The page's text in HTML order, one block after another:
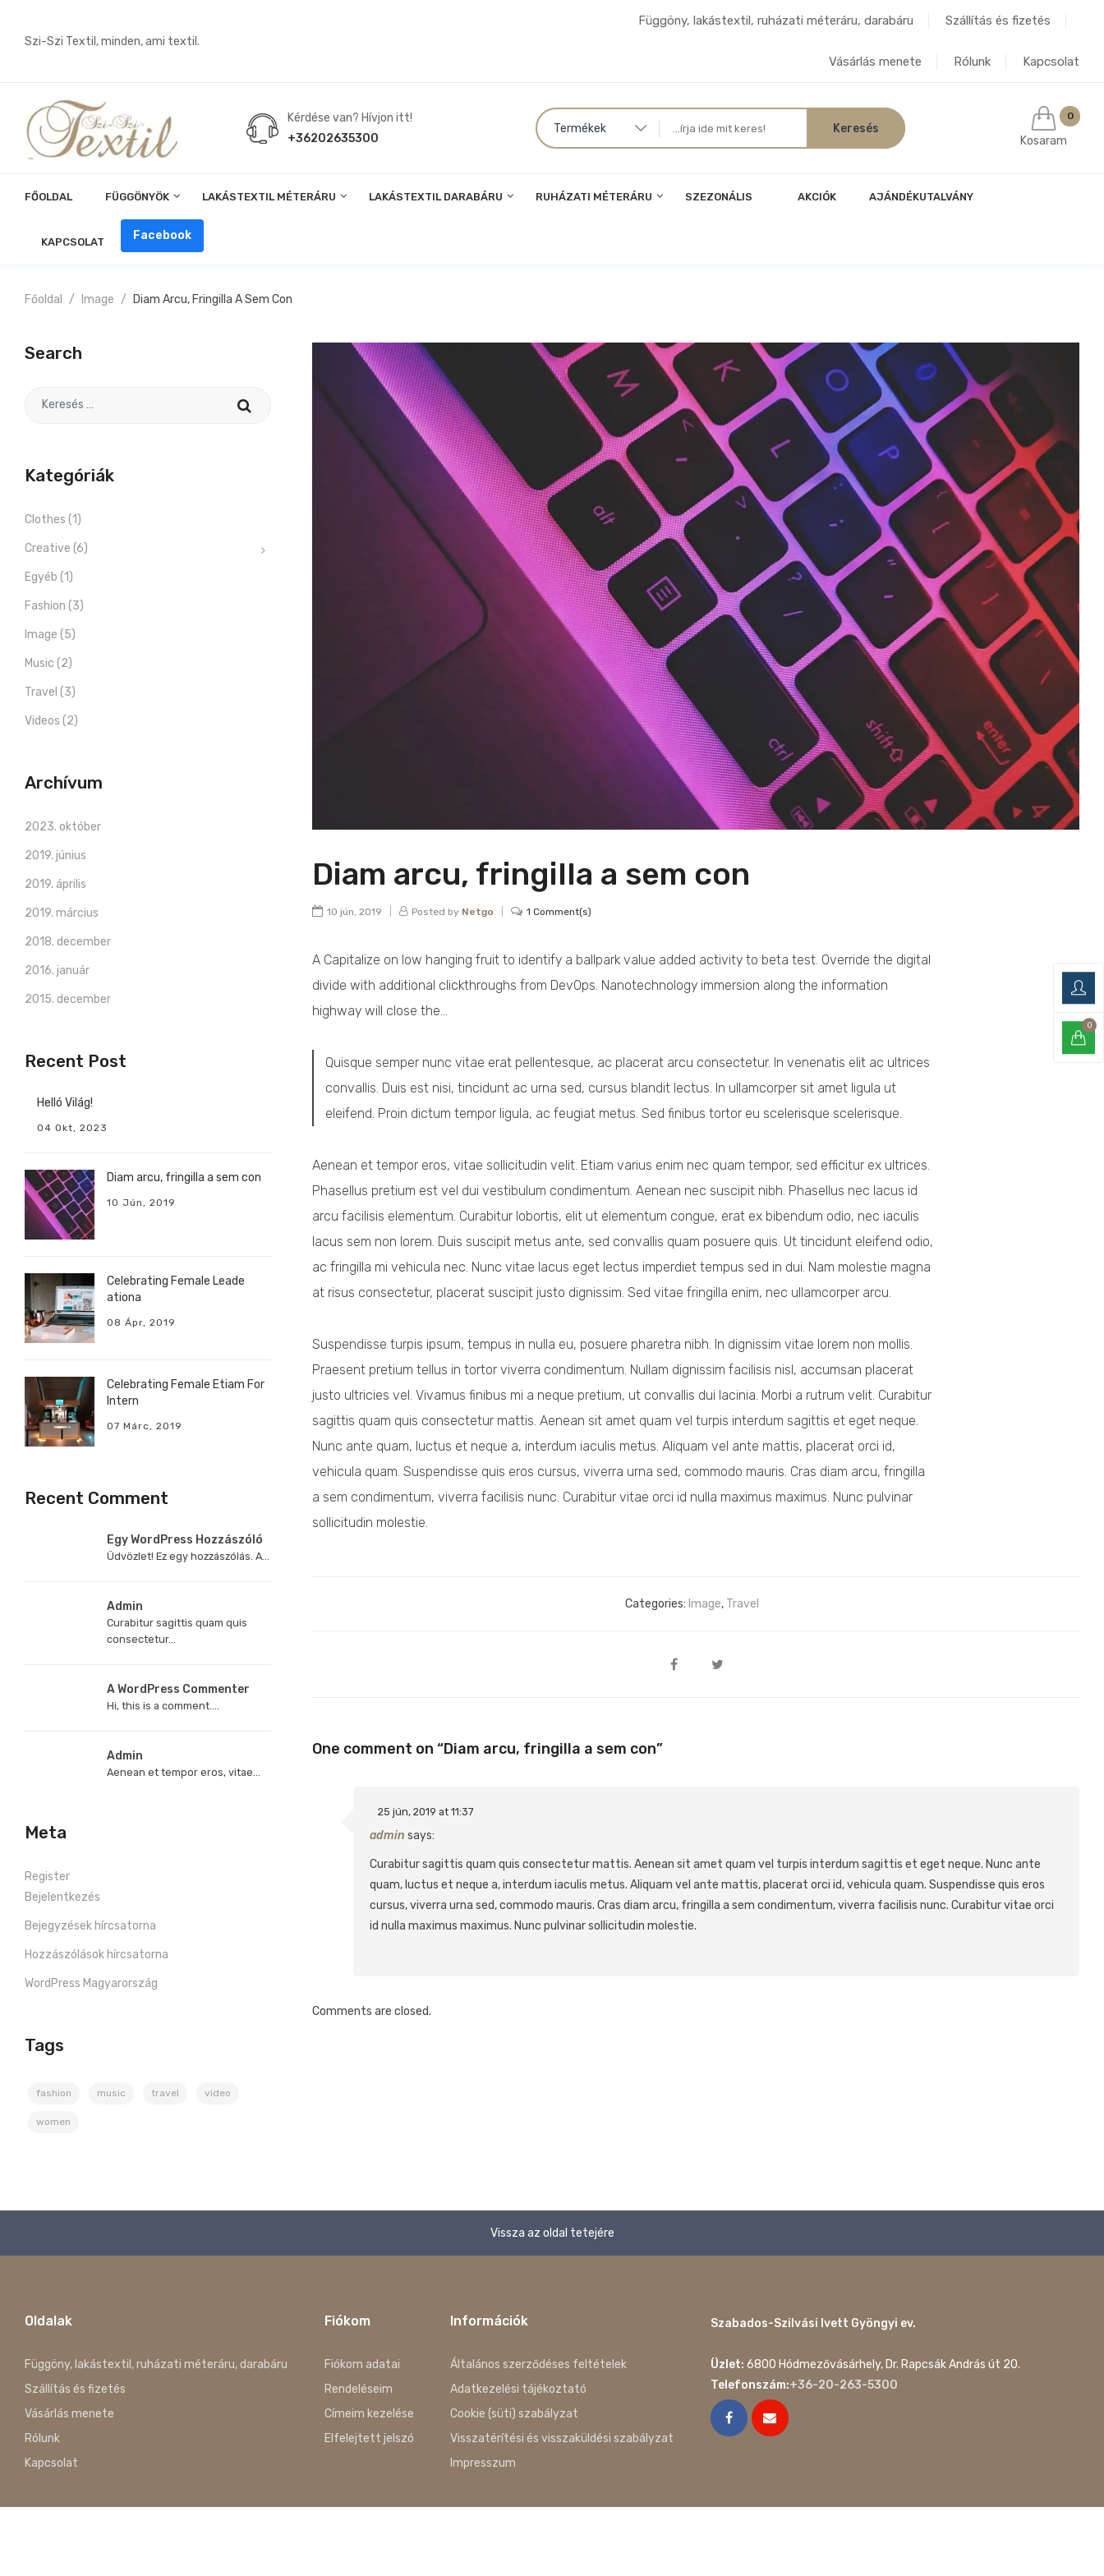
Szi-Szi Textil, minden, ami textil.
Függöny, lakástextil, ruházati méteráru, darabáru Szállítás és fizetés
Vásárlás menete Rólunk Kapcsolat
Kérdése van? Hívjon itt!
+36202635300
Termékek
0
Kosaram
FŐOLDAL FÜGGÖNYÖK LAKÁSTEXTIL MÉTERÁRU LAKÁSTEXTIL DARABÁRU RUHÁZATI MÉTERÁRU SZEZONÁLIS AKCIÓK AJÁNDÉKUTALVÁNY
KAPCSOLAT Facebook
Főoldal Image Diam Arcu, Fringilla A Sem Con
Diam arcu, fringilla a sem con
10 jún, 2019 Posted by Netgo 1 Comment(s)
A Capitalize on low hanging fruit to identify a ballpark value added activity to beta test. Override the digital
divide with additional clickthroughs from DevOps. Nanotechnology immersion along the information
highway will close the…
Quisque semper nunc vitae erat pellentesque, ac placerat arcu consectetur. In venenatis elit ac ultrices
convallis. Duis est nisi, tincidunt ac urna sed, cursus blandit lectus. In ullamcorper sit amet ligula ut
eleifend. Proin dictum tempor ligula, ac feugiat metus. Sed finibus tortor eu scelerisque scelerisque.
Aenean et tempor eros, vitae sollicitudin velit. Etiam varius enim nec quam tempor, sed efficitur ex ultrices.
Phasellus pretium est vel dui vestibulum condimentum. Aenean nec suscipit nibh. Phasellus nec lacus id
arcu facilisis elementum. Curabitur lobortis, elit ut elementum congue, erat ex bibendum odio, nec iaculis
lacus sem non lorem. Duis suscipit metus ante, sed convallis quam posuere quis. Ut tincidunt eleifend odio,
ac fringilla mi vehicula nec. Nunc vitae lacus eget lectus imperdiet tempus sed in dui. Nam molestie magna
at risus consectetur, placerat suscipit justo dignissim. Sed vitae fringilla enim, nec ullamcorper arcu.
Suspendisse turpis ipsum, tempus in nulla eu, posuere pharetra nibh. In dignissim vitae lorem non mollis.
Praesent pretium tellus in tortor viverra condimentum. Nullam dignissim facilisis nisl, accumsan placerat
justo ultricies vel. Vivamus finibus mi a neque pretium, ut convallis dui lacinia. Morbi a rutrum velit. Curabitur
sagittis quam quis consectetur mattis. Aenean sit amet quam vel turpis interdum sagittis et eget neque.
Nunc ante quam, luctus et neque a, interdum iaculis metus. Aliquam vel ante mattis, placerat orci id,
vehicula quam. Suspendisse quis eros cursus, viverra urna sed, commodo mauris. Cras diam arcu, fringilla
a sem condimentum, viverra facilisis nunc. Curabitur vitae orci id nulla maximus maximus. Nunc pulvinar
sollicitudin molestie.
Categories: Image, Travel
One comment on “Diam arcu, fringilla a sem con”
25 jún, 2019 at 11:37
admin says:
Curabitur sagittis quam quis consectetur mattis. Aenean sit amet quam vel turpis interdum sagittis et eget neque. Nunc ante
quam, luctus et neque a, interdum iaculis metus. Aliquam vel ante mattis, placerat orci id, vehicula quam. Suspendisse quis eros
cursus, viverra urna sed, commodo mauris. Cras diam arcu, fringilla a sem condimentum, viverra facilisis nunc. Curabitur vitae orci
id nulla maximus maximus. Nunc pulvinar sollicitudin molestie.
Comments are closed.
Search
Search for
Kategóriák
Clothes (1)
Creative (6)
Egyéb (1)
Fashion (3)
Image (5)
Music (2)
Travel (3)
Videos (2)
Archívum
2023. október
2019. június
2019. április
2019. március
2018. december
2016. január
2015. december
Recent Post
Helló Világ!
04 Okt, 2023
Diam arcu, fringilla a sem con
10 Jún, 2019
Celebrating Female Leade
ationa
08 Ápr, 2019
Celebrating Female Etiam For
Intern
07 Márc, 2019
Recent Comment
Egy WordPress Hozzászóló
Üdvözlet! Ez egy hozzászólás. A...
Admin
Curabitur sagittis quam quis
consectetur...
A WordPress Commenter
Hi, this is a comment....
Admin
Aenean et tempor eros, vitae...
Meta
Register
Bejelentkezés
Bejegyzések hírcsatorna
Hozzászólások hírcsatorna
WordPress Magyarország
Tags
fashion music travel video
women
Vissza az oldal tetejére
Oldalak
Függöny, lakástextil, ruházati méteráru, darabáru
Szállítás és fizetés
Vásárlás menete
Rólunk
Kapcsolat
Fiókom
Fiókom adatai
Rendeléseim
Címeim kezelése
Elfelejtett jelszó
Információk
Általános szerződéses feltételek
Adatkezelési tájékoztató
Cookie (süti) szabályzat
Visszatérítési és visszaküldési szabályzat
Impresszum
Szabados-Szilvási Ivett Gyöngyi ev.
Üzlet: 6800 Hódmezővásárhely, Dr. Rapcsák András út 20.
Telefonszám:+36-20-263-5300
0